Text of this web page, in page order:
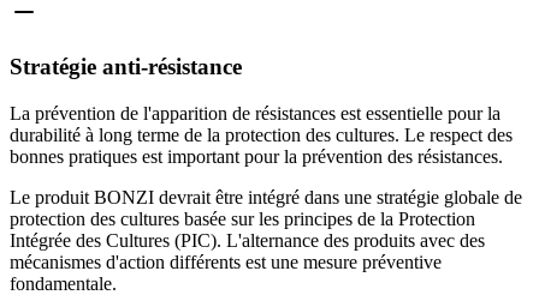
Stratégie anti-résistance
La prévention de l'apparition de résistances est essentielle pour la
durabilité à long terme de la protection des cultures. Le respect des
bonnes pratiques est important pour la prévention des résistances.
Le produit BONZI devrait être intégré dans une stratégie globale de
protection des cultures basée sur les principes de la Protection
Intégrée des Cultures (PIC). L'alternance des produits avec des
mécanismes d'action différents est une mesure préventive
fondamentale.